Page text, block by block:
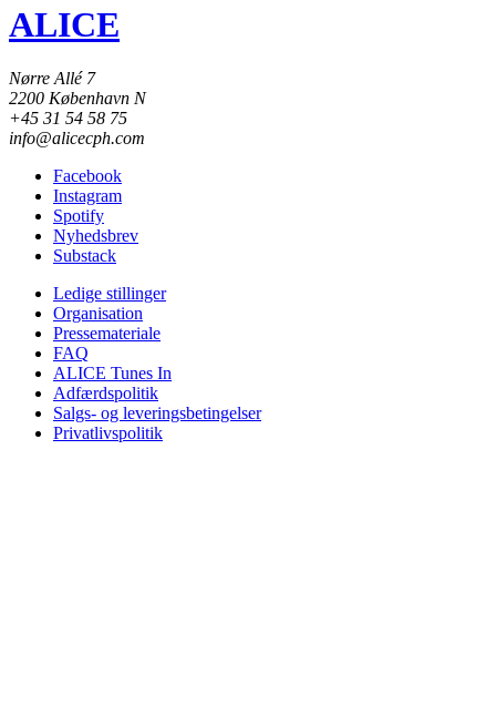
ALICE
Nørre Allé 7
2200 København N
+45 31 54 58 75
info@alicecph.com
Facebook
Instagram
Spotify
Nyhedsbrev
Substack
Ledige stillinger
Organisation
Pressemateriale
FAQ
ALICE Tunes In
Adfærdspolitik
Salgs- og leveringsbetingelser
Privatlivspolitik